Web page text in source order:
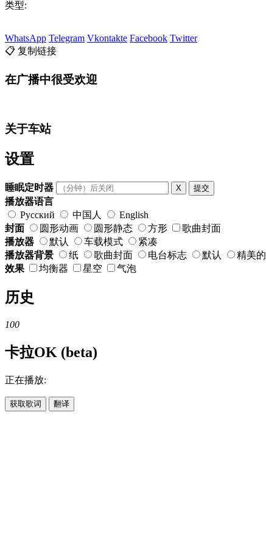
类型:
WhatsApp Telegram Vkontakte Facebook Twitter
📋 复制链接
在广播中很受欢迎
关于车站
设置
睡眠定时器 X 提交
播放器语言
Русский
中国人
English
封面
圆形动画 圆形静态 方形
歌曲封面
播放器
默认 车载模式
紧凑
播放器背景
纸 歌曲封面 电台标志 默认 精美的
效果
均衡器 星空 气泡
历史
100
卡拉OK (beta)
正在播放:
获取歌词 翻译